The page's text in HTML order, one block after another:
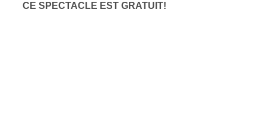
CE SPECTACLE EST GRATUIT!